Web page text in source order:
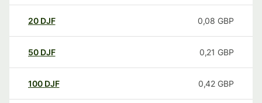
20 DJF 0,08 GBP
50 DJF 0,21 GBP
100 DJF 0,42 GBP